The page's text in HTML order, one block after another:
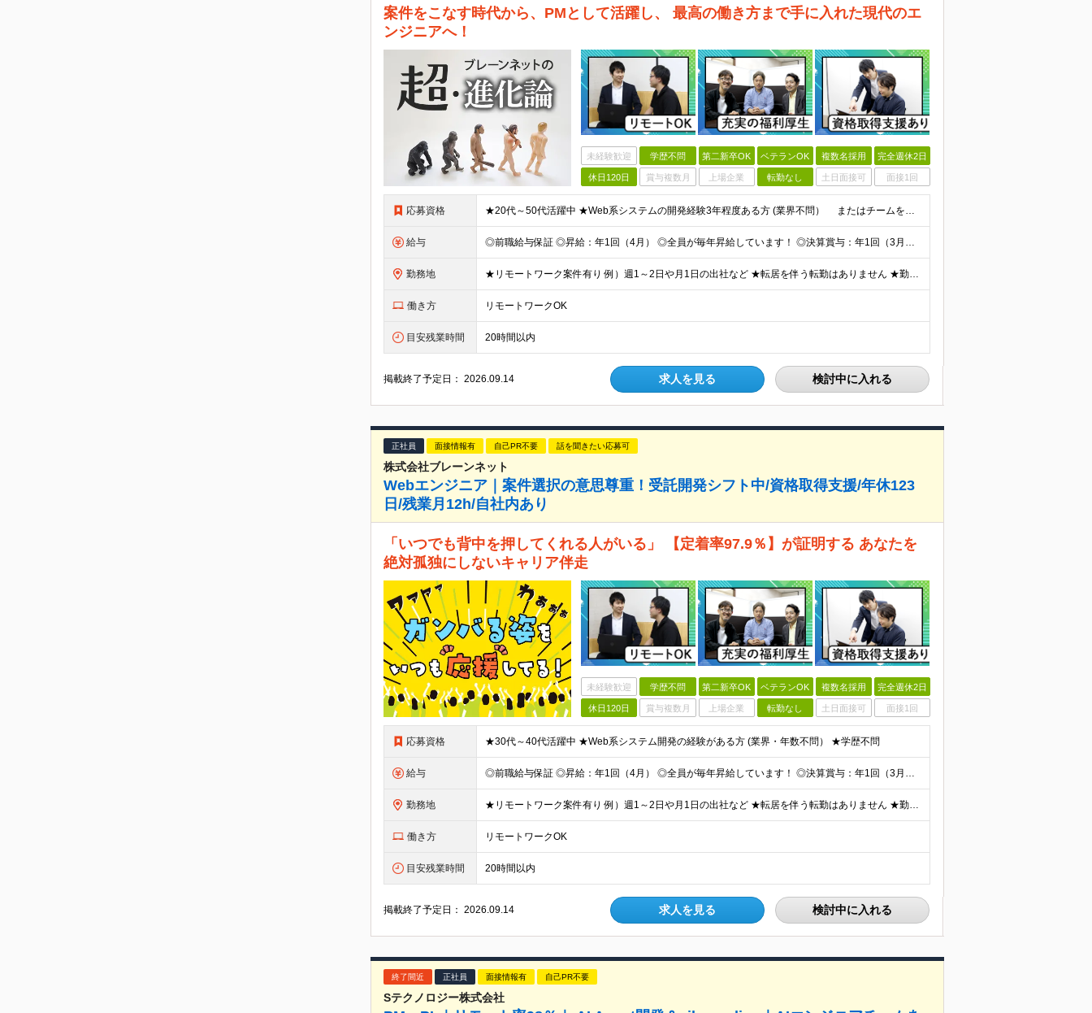
案件をこなす時代から、PMとして活躍し、 最高の働き方まで手に入れた現代のエ
ンジニアへ！
未経験歓迎 学歴不問 第二新卒OK ベテランOK 複数名採用 完全週休2日
休日120日 賞与複数月 上場企業 転勤なし 土日面接可 面接1回
応募資格 ★20代～50代活躍中 ★Web系システムの開発経験3年程度ある方 (業界不問） またはチームをまとめた経験のある方（人数不問） ★学歴不問
給与 ◎前職給与保証 ◎昇給：年1回（4月） ◎全員が毎年昇給しています！ ◎決算賞与：年1回（3月）※業績に応じて決算賞与支給 ◎想定年収：540万円～880万円 ■月給：42.8万円～70万円 ※経
勤務地 ★リモートワーク案件有り 例）週1～2日や月1日の出社など ★転居を伴う転勤はありません ★勤務地は希望を考慮して決定 ▼下記エリアのいずれかのプロジェクト先となります 東京都、神奈川県、埼玉県、千
働き方 リモートワークOK
目安残業時間 20時間以内
掲載終了予定日：2026.09.14 求人を見る 検討中に入れる
正社員 面接情報有 自己PR不要 話を聞きたい応募可
株式会社ブレーンネット
Webエンジニア｜案件選択の意思尊重！受託開発シフト中/資格取得支援/年休123
日/残業月12h/自社内あり
「いつでも背中を押してくれる人がいる」 【定着率97.9％】が証明する あなたを
絶対孤独にしないキャリア伴走
未経験歓迎 学歴不問 第二新卒OK ベテランOK 複数名採用 完全週休2日
休日120日 賞与複数月 上場企業 転勤なし 土日面接可 面接1回
応募資格 ★30代～40代活躍中 ★Web系システム開発の経験がある方 (業界・年数不問） ★学歴不問
給与 ◎前職給与保証 ◎昇給：年1回（4月） ◎全員が毎年昇給しています！ ◎決算賞与：年1回（3月）※業績に応じて決算賞与支給 ◎想定年収：378万円～534万円 ■月給：30万円～42.4万円 ※経
勤務地 ★リモートワーク案件有り 例）週1～2日や月1日の出社など ★転居を伴う転勤はありません ★勤務地は希望を考慮して決定 ▼下記エリアのいずれかのプロジェクト先となります 東京都、神奈川県、埼玉県、千
働き方 リモートワークOK
目安残業時間 20時間以内
掲載終了予定日：2026.09.14 求人を見る 検討中に入れる
終了間近 正社員 面接情報有 自己PR不要
Sテクノロジー株式会社